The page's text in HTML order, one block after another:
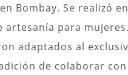
Bombay. Se realizó
artesanía para mujeres.
adaptados al
de colaborar